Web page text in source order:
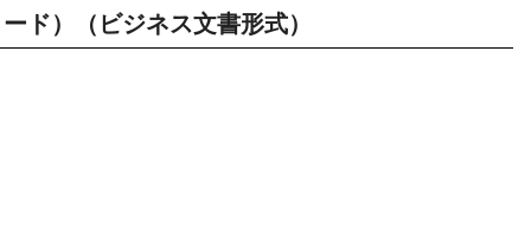
ード）（ビジネス文書形式）